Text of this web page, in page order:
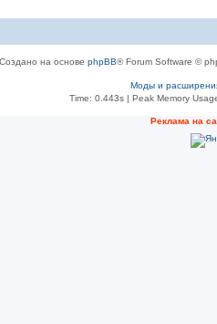
Создано на основе phpBB® Forum Software ©
Моды и
Time: 0.443s| Peak Memory
Рeклама на